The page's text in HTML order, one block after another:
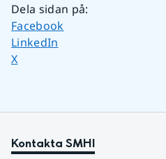
Dela sidan på:
Dela sidan på
Facebook
Dela sidan på
LinkedIn
Dela sidan på
X
Kontakta SMHI